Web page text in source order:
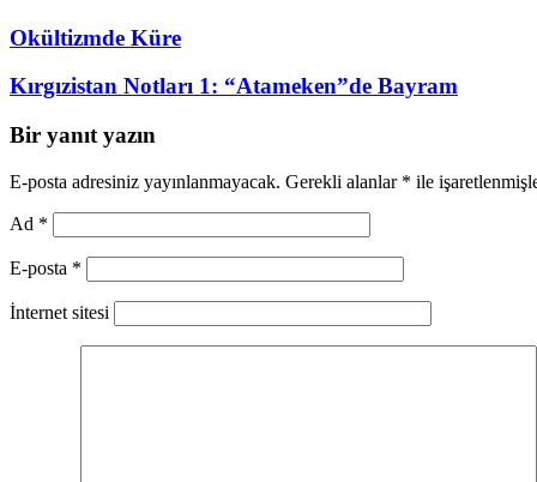
Okültizmde Küre
Kırgızistan Notları 1: “Atameken”de Bayram
Bir yanıt yazın
E-posta adresiniz yayınlanmayacak. Gerekli alanlar * ile
Ad *
E-posta *
İnternet sitesi